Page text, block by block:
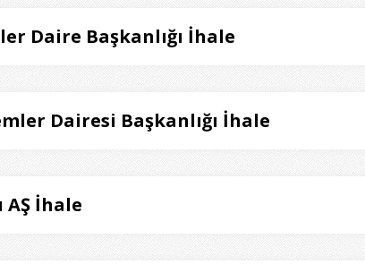
Daire Başkanlığı İhale
Dairesi Başkanlığı İhale
AŞ İhale